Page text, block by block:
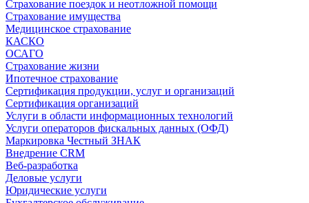
Страхование поездок и неотложной помощи
Страхование имущества
Медицинское страхование
КАСКО
ОСАГО
Страхование жизни
Ипотечное страхование
Сертификация продукции, услуг и организаций
Сертификация организаций
Услуги в области информационных технологий
Услуги операторов фискальных данных (ОФД)
Маркировка Честный ЗНАК
Внедрение CRM
Веб-разработка
Деловые услуги
Юридические услуги